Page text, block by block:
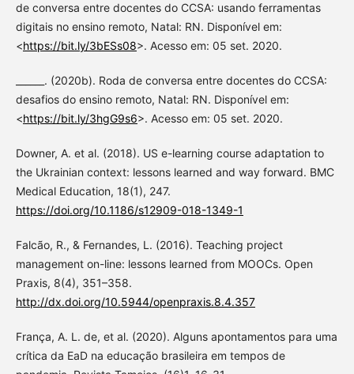
de conversa entre docentes do CCSA: usando ferramentas
digitais no ensino remoto, Natal: RN. Disponível em:
<https://bit.ly/3bESs08>. Acesso em: 05 set. 2020.
______. (2020b). Roda de conversa entre docentes do CCSA:
desafios do ensino remoto, Natal: RN. Disponível em:
<https://bit.ly/3hgG9s6>. Acesso em: 05 set. 2020.
Downer, A. et al. (2018). US e-learning course adaptation to
the Ukrainian context: lessons learned and way forward. BMC
Medical Education, 18(1), 247.
https://doi.org/10.1186/s12909-018-1349-1
Falcão, R., & Fernandes, L. (2016). Teaching project
management on-line: lessons learned from MOOCs. Open
Praxis, 8(4), 351–358.
http://dx.doi.org/10.5944/openpraxis.8.4.357
França, A. L. de, et al. (2020). Alguns apontamentos para uma
crítica da EaD na educação brasileira em tempos de